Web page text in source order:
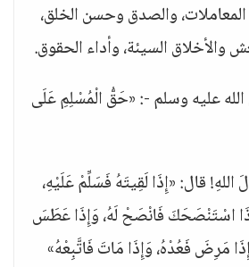
المعاملات، والصدق وحسن الخلق،
والأخلاق السيئة، وأداء الحقوق.
عليه وسلم -: «حَقُّ الْمُسْلِمِ عَلَى
قال: «إِذَا لَقِيتَهُ فَسَلِّمْ عَلَيْهِ،
اسْتَنْصَحَكَ فَانْصَحْ لَهُ، وَإِذَا عَطَسَ
مَرِضَ فَعُدْهُ، وَإِذَا مَاتَ فَاتَّبِعْهُ»